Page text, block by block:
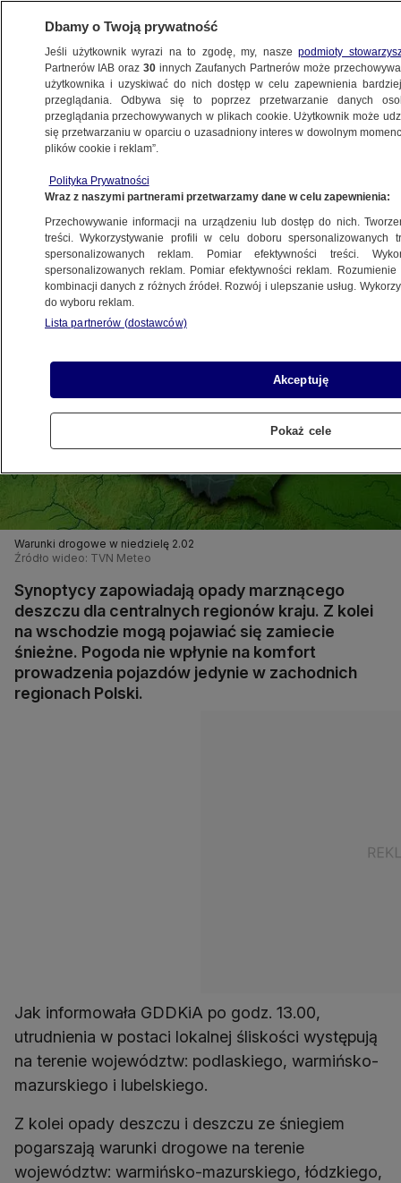
METEO
NAJNOWSZE
zamiecie
2.02.2014, 13:08
Udostępnij
Warunki drogowe w niedzielę 2.02
Źródło wideo: TVN Meteo
Synoptycy zapowiadają opady marznącego
deszczu dla centralnych regionów kraju. Z kolei
na wschodzie mogą pojawiać się zamiecie
śnieżne. Pogoda nie wpłynie na komfort
prowadzenia pojazdów jedynie w zachodnich
regionach Polski.
Jak informowała GDDKiA po godz. 13.00,
utrudnienia w postaci lokalnej śliskości występują
na terenie województw: podlaskiego, warmińsko-
mazurskiego i lubelskiego.
Z kolei opady deszczu i deszczu ze śniegiem
pogarszają warunki drogowe na terenie
województw: warmińsko-mazurskiego, łódzkiego,
Dbamy o Twoją prywatność
Jeśli użytkownik wyrazi na to zgodę, my, naszepodmioty
Partnerów IAB oraz30 innych Zaufanych Partnerów może
użytkownika i uzyskiwać do nich dostęp w celu zapewnienia
przeglądania. Odbywa się to poprzez przetwarzanie danych
przeglądania przechowywanych w plikach cookie. Użytkownik może
się przetwarzaniu w oparciu o uzasadniony interes w dowolnym
plików cookie i reklam”.
Polityka Prywatności
Wraz z naszymi partnerami przetwarzamy dane w celu zapewnienia:
Przechowywanie informacji na urządzeniu lub dostęp do nich.
treści. Wykorzystywanie profili w celu doboru spersonalizowanych
spersonalizowanych reklam. Pomiar efektywności treści.
spersonalizowanych reklam. Pomiar efektywności reklam.
kombinacji danych z różnych źródeł. Rozwój i ulepszanie usług.
do wyboru reklam.
Lista partnerów (dostawców)
Akceptuję
Pokaż cele